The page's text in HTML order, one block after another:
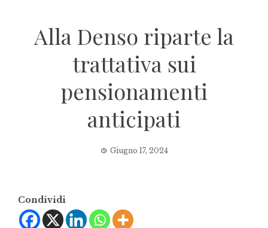
Alla Denso riparte la
trattativa sui
pensionamenti
anticipati
Giugno 17, 2024
Condividi